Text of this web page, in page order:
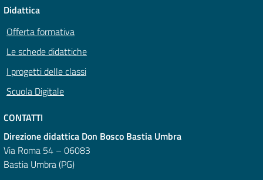
Didattica
Offerta formativa
Le schede didattiche
I progetti delle classi
Scuola Digitale
CONTATTI
Direzione didattica Don Bosco Bastia Umbra
Via Roma 54 – 06083
Bastia Umbra (PG)